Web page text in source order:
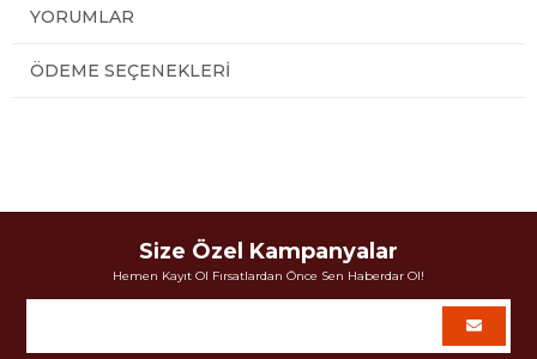
YORUMLAR
ÖDEME SEÇENEKLERI
Size Özel Kampanyalar
Hemen Kayıt Ol Fırsatlardan Önce Sen Haberdar Ol!